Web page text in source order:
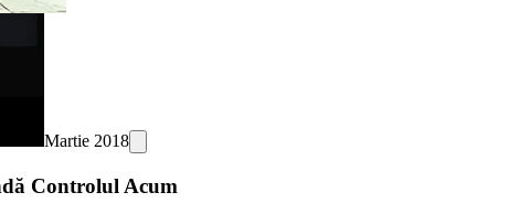
Martie 2018
Controlul Acum